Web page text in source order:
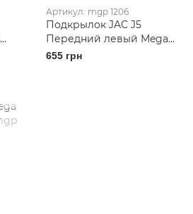
Артикул: mgp 1206
Подкрылок JAC J5
Передний левый Mega
Locker Защита арок
655 грн